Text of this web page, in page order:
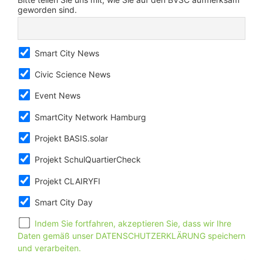
geworden sind.
Smart City News
Civic Science News
Event News
SmartCity Network Hamburg
Projekt BASIS.solar
Projekt SchulQuartierCheck
Projekt CLAIRYFI
Smart City Day
Indem Sie fortfahren, akzeptieren Sie, dass wir Ihre
Daten gemäß unser DATENSCHUTZERKLÄRUNG speichern
und verarbeiten.